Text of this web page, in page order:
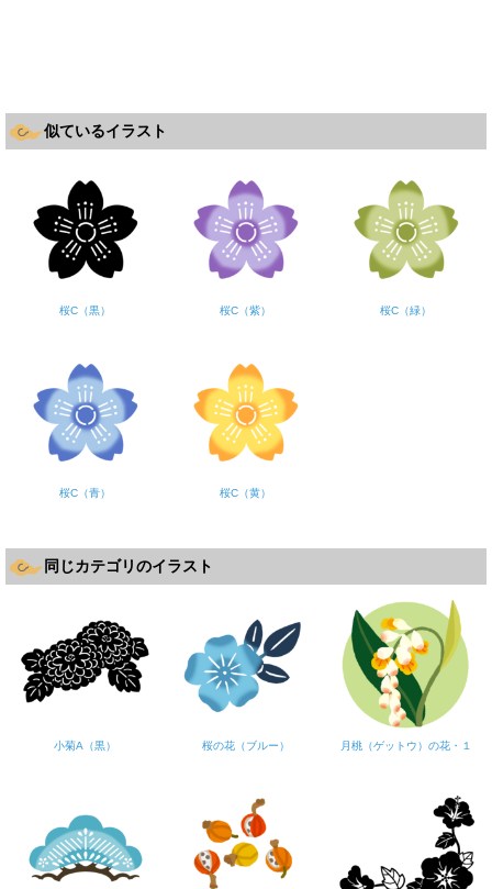
似ているイラスト
桜C（黒） 桜C（紫） 桜C（緑）
桜C（青） 桜C（黄）
同じカテゴリのイラスト
小菊A（黒） 桜の花（ブルー） 月桃（ゲットウ）の花・１